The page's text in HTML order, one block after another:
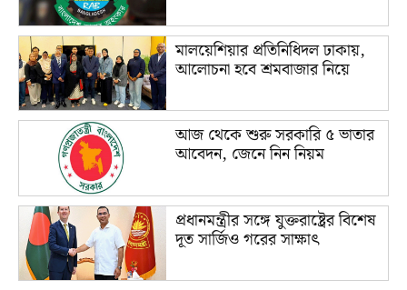
মালয়েশিয়ার প্রতিনিধিদল ঢাকায়,
আলোচনা হবে শ্রমবাজার নিয়ে
আজ থেকে শুরু সরকারি ৫ ভাতার
আবেদন, জেনে নিন নিয়ম
প্রধানমন্ত্রীর সঙ্গে যুক্তরাষ্ট্রের বিশেষ
দূত সার্জিও গরের সাক্ষাৎ